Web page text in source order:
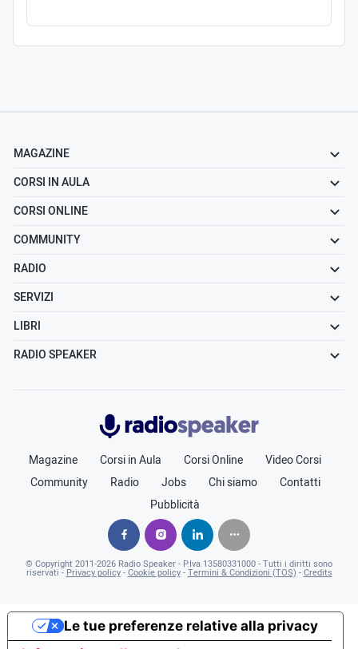
MAGAZINE
CORSI IN AULA
CORSI ONLINE
COMMUNITY
RADIO
SERVIZI
LIBRI
RADIO SPEAKER
Radiospeaker.it
Magazine Corsi in Aula Corsi Online
Video Corsi
Community
Radio Jobs Chi siamo
Contatti
Pubblicità
© Copyright2011-2026 Radio Speaker - P.Iva 13580331000- Tutti i diritti sono
riservati - Privacy policy-Cookie policy-Termini & Condizioni (TOS) -Credits
Le tue preferenze relative alla privacy